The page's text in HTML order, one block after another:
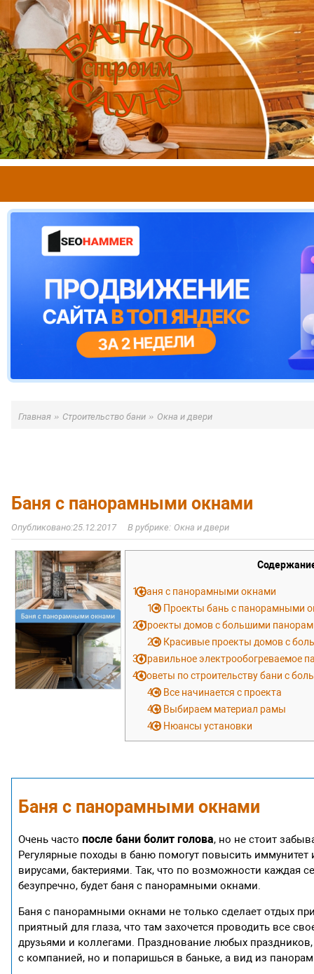
Главная » Строительство бани » Окна и двери
Баня с панорамными окнами
25.12.2017 Окна и двери
1Баня с панорамными окнами
1.1 Проекты бань с панорамными
2Проекты домов с большими
2.1 Красивые проекты домов с
3Правильное электрообогреваемое
4Советы по строительству бани с
4.1 Все начинается с проекта
4.2 Выбираем материал рамы
4.3 Нюансы установки
Баня с панорамными окнами
Очень частопосле бани болит голова, но не стоит
Регулярные походы в баню помогут повысить
вирусами, бактериями. Так, что по возможности каждая
безупречно, будет баня с панорамными окнами.
Баня с панорамными окнами не только сделает отдых
приятный для глаза, что там захочется проводить все
друзьями и коллегами. Празднование любых
с компанией, но и попаришься в баньке, а вид из